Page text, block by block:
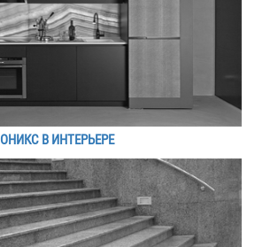
ОНИКС В ИНТЕРЬЕРЕ